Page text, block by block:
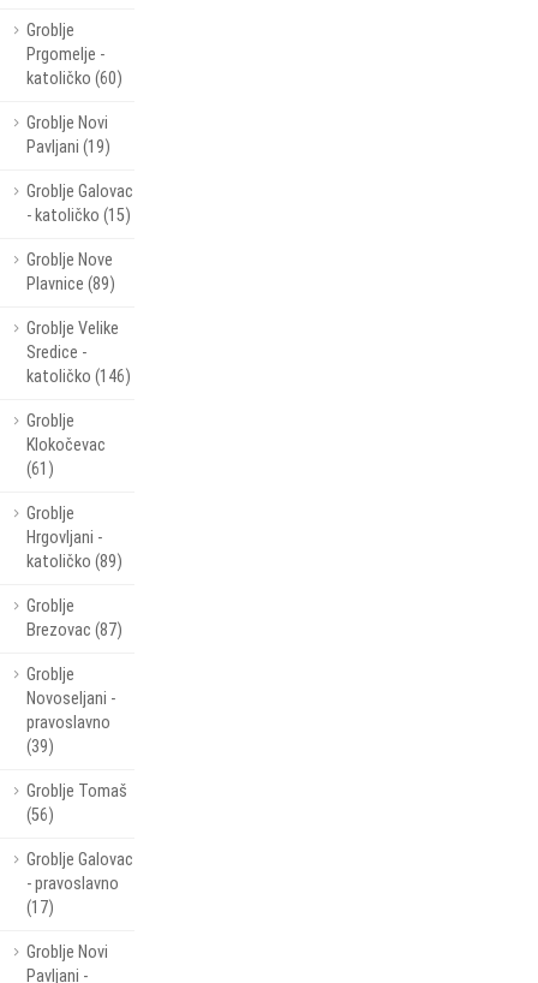
Groblje
Prgomelje -
katoličko (60)
Groblje Novi
Pavljani (19)
Groblje Galovac
- katoličko (15)
Groblje Nove
Plavnice (89)
Groblje Velike
Sredice -
katoličko (146)
Groblje
Klokočevac
(61)
Groblje
Hrgovljani -
katoličko (89)
Groblje
Brezovac (87)
Groblje
Novoseljani -
pravoslavno
(39)
Groblje Tomaš
(56)
Groblje Galovac
- pravoslavno
(17)
Groblje Novi
Pavljani -